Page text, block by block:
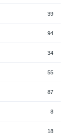
39
94
34
55
87
8
18